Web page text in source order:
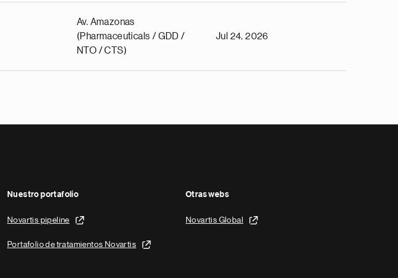
Av. Amazonas
(Pharmaceuticals / GDD /
NTO / CTS)
Jul 24, 2026
Nuestro portafolio
Novartis pipeline
Portafolio de tratamientos Novartis
Otras webs
Novartis Global